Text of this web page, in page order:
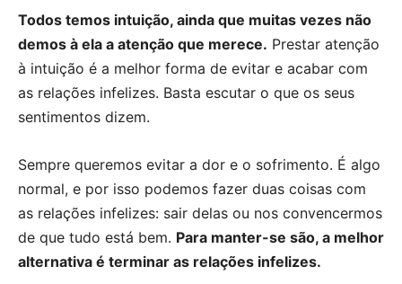
Todos temos intuição, ainda que muitas vezes não
demos à ela a atenção que merece. Prestar atenção
à intuição é a melhor forma de evitar e acabar com
as relações infelizes. Basta escutar o que os seus
sentimentos dizem.
Sempre queremos evitar a dor e o sofrimento. É algo
normal, e por isso podemos fazer duas coisas com
as relações infelizes: sair delas ou nos convencermos
de que tudo está bem. Para manter-se são, a melhor
alternativa é terminar as relações infelizes.